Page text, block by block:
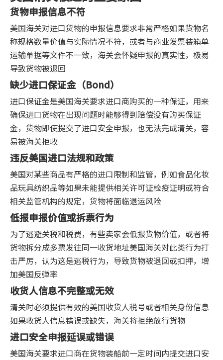
货物申报信息不符
美国海关对进口货物的申报信息要求非常严格如果货物名
称规格数量价值与实际情况不符，或者与商业发票装箱单
运输单据等文件不一致，海关会怀疑申报的真实性，极易
导致货物被退回
缺少进口保证金（Bond）
进口保证金是美国海关要求进口商购买的一种保证，用来
确保进口货物在出现问题时能够得到赔偿没有购买保证
金，货物即使提交了进口安全申报，也无法完成清关，容
易被海关拒收
违反美国进口法规和政策
美国对某些商品有严格的进口限制和监管，例如食品化妆
品玩具纺织品等如果未能提供相关许可证检疫证明或符合
相关监管机构的规定，货物将面临退运风险
低报申报价值或拆票行为
为了逃避关税和税费，有些卖家会低报货物价值，或者将
货物拆分成多票发往同一收货地址美国海关对此类行为打
击严厉，认为这是逃税行为，导致货物被退回或扣押，增
加美国反弹率
收货人信息不完整或无效
清关时必须提供有效的美国收货人税号或者相关身份信息
如果收货人信息错误或缺失，海关将拒绝放行货物
进口安全申报延误或错误
美国海关要求进口商在货物装船前一定时间内提交进口安